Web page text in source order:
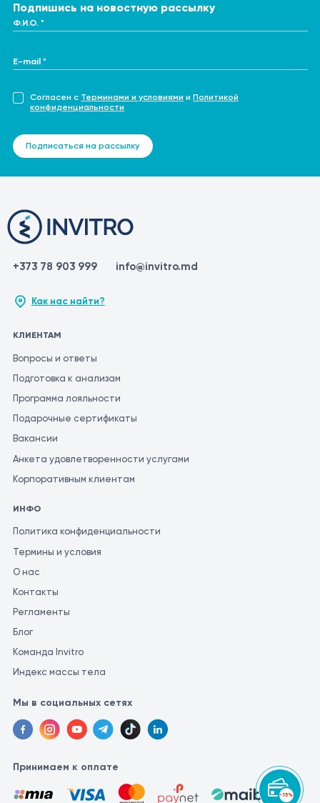
-15%
Подпишись на новостную рассылку
Ф.И.О. *
E-mail *
Согласен с Терминами и условиями и Политикой
конфиденциальности
Подписаться на рассылку
+373 78 903 999 info@invitro.md
Как нас найти?
КЛИЕНТАМ
Вопросы и ответы
Подготовка к анализам
Программа лояльности
Подарочные сертификаты
Вакансии
Анкета удовлетворенности услугами
Корпоративным клиентам
ИНФО
Политика конфиденциальности
Термины и условия
О нас
Контакты
Регламенты
Блог
Команда Invitro
Индекс массы тела
Мы в социальных сетях
Принимаем к оплате